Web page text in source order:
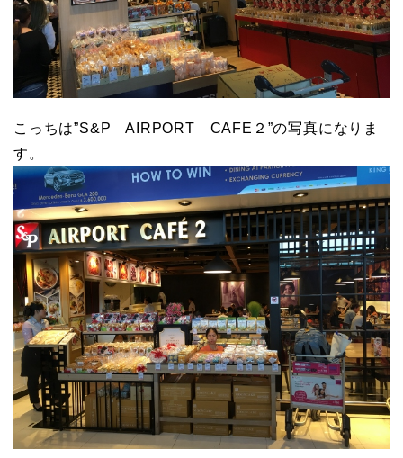
こっちは”S&P AIRPORT CAFE２”の写真になりま
す。